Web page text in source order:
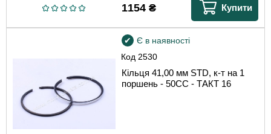
1154₴ Купити
Код 2530
Є в наявності
Кільця 41,00 мм STD, к-т на 1
поршень - 50CC - ТАКТ 16